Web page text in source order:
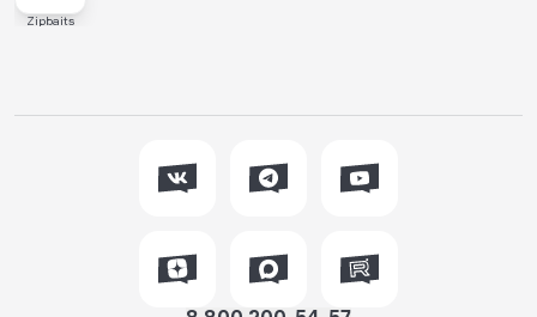
Zipbaits